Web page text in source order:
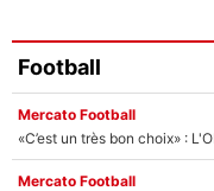
Football
Mercato Football
Mercato Football